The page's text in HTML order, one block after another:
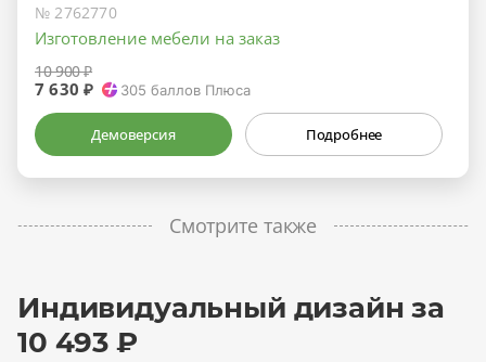
№ 2762770
Изготовление мебели на заказ
10 900 ₽
7 630 ₽ 305 баллов Плюса
Демоверсия Подробнее
Смотрите также
Индивидуальный дизайн за
10 493 ₽